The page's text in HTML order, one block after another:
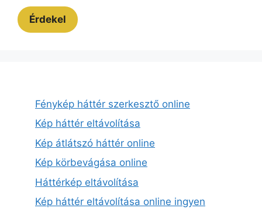
Érdekel
Fénykép háttér szerkesztő online
Kép háttér eltávolítása
Kép átlátszó háttér online
Kép körbevágása online
Háttérkép eltávolítása
Kép háttér eltávolítása online ingyen